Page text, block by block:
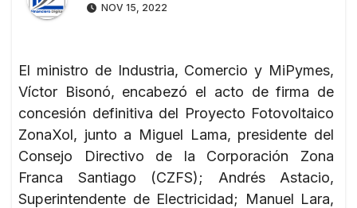
NOV 15, 2022
El ministro de Industria, Comercio y MiPymes,
Víctor Bisonó, encabezó el acto de firma de
concesión definitiva del Proyecto Fotovoltaico
ZonaXol, junto a Miguel Lama, presidente del
Consejo Directivo de la Corporación Zona
Franca Santiago (CZFS); Andrés Astacio,
Superintendente de Electricidad; Manuel Lara,